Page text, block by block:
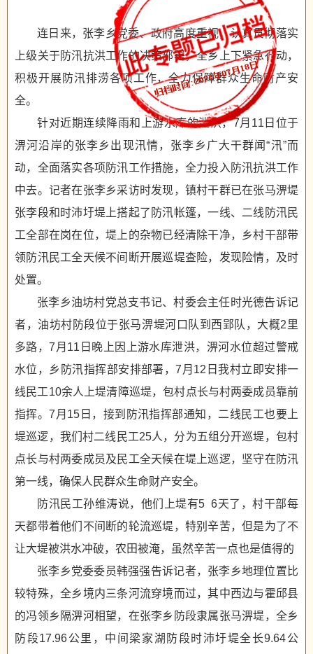
连日来，张李乡党委、政府高度重视，认真贯彻落实
上级关于防汛抗洪工作的决策部署，全乡上下紧急行动，
积极开展防汛排涝各项工作，全力保障群众生命财产安
全。
针对近期连续降雨和上游水库的泄洪，7月11日位于
淠河沿岸的张李乡出现汛情，张李乡广大干群闻“汛”而
动，全面落实各项防汛工作措施，全力投入防汛抗洪工作
中去。记者在张李乡采访时发现，镇村干群已在张马淠堤
张李段和时沛圩堤上搭起了防汛帐篷，一线、二线防汛民
工全部在岗在位，堤上的杂物已经清除干净，乡村干部带
领防汛民工全天候不间断开展巡堤查险，发现险情，及时
处置。
张李乡油坊村党总支书记、村委会主任时光德告诉记
者，油坊村防段位于张马淠堤河口队到西郢队，大概2里
多路，7月11日晚上因上游水库泄洪，淠河水位超过警戒
水位，乡防汛指挥部安排部署，7月12日我村立即安排一
线民工10余人上堤清障巡堤，包村点长与村两委成员靠前
指挥。7月15日，接到防汛指挥部通知，二线民工也要上
堤巡逻，我们村二线民工25人，分为五组分开巡堤，包村
点长与村两委成员及民工全天候在堤上巡逻，坚守在防汛
第一线，确保人民群众生命财产安全。
防汛民工孙维涛说，他们上堤有5 6天了，村干部每
天都带着他们不间断的轮流巡堤，特别辛苦，但是为了不
让大堤被洪水冲破，农田被淹，虽然辛苦一点也是值得的
张李乡党委委员韩强强告诉记者，张李乡地理位置比
较特殊，全乡境内三条河流穿境而过，其中西边与霍邱县
的冯领乡隔淠河相望，在张李乡防段隶属张马淠堤，全乡
防段17.96公里，中间梁家湖防段时沛圩堤全长9.64公